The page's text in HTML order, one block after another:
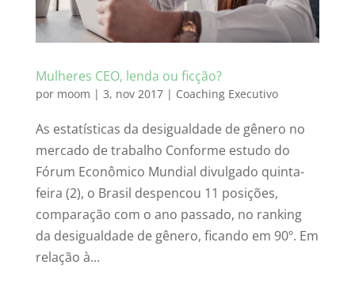
Mulheres CEO, lenda ou ficção?
por moom | 3, nov 2017| Coaching Executivo
As estatísticas da desigualdade de gênero no
mercado de trabalho Conforme estudo do
Fórum Econômico Mundial divulgado quinta-
feira (2), o Brasil despencou 11 posições,
comparação com o ano passado, no ranking
da desigualdade de gênero, ficando em 90º. Em
relação à...